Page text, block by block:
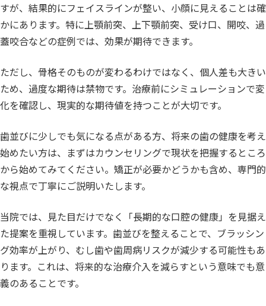
すが、結果的にフェイスラインが整い、小顔に見えることは確
かにあります。特に上顎前突、上下顎前突、受け口、開咬、過
蓋咬合などの症例では、効果が期待できます。
ただし、骨格そのものが変わるわけではなく、個人差も大きい
ため、過度な期待は禁物です。治療前にシミュレーションで変
化を確認し、現実的な期待値を持つことが大切です。
歯並びに少しでも気になる点がある方、将来の歯の健康を考え
始めたい方は、まずはカウンセリングで現状を把握するところ
から始めてみてください。矯正が必要かどうかも含め、専門的
な視点で丁寧にご説明いたします。
当院では、見た目だけでなく「長期的な口腔の健康」を見据え
た提案を重視しています。歯並びを整えることで、ブラッシン
グ効率が上がり、むし歯や歯周病リスクが減少する可能性もあ
ります。これは、将来的な治療介入を減らすという意味でも意
義のあることです。